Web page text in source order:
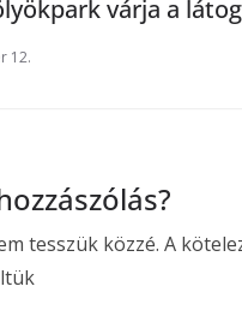
várja a
12.
tesszük közzé. A